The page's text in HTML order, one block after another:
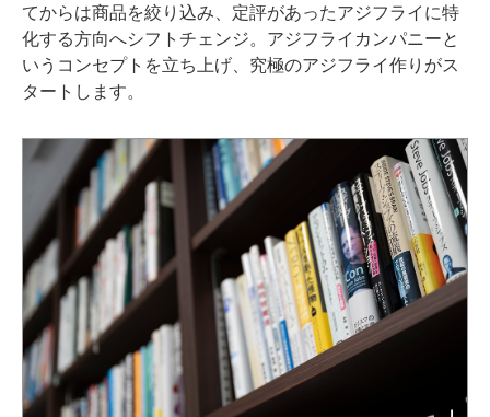
てからは商品を絞り込み、定評があったアジフライに特
化する方向へシフトチェンジ。アジフライカンパニーと
いうコンセプトを立ち上げ、究極のアジフライ作りがス
タートします。